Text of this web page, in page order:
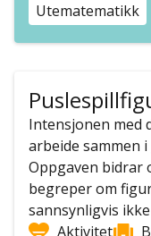
Utematematikk
Intensjonen med
arbeide sammen
Oppgaven bidrar
begreper om
sannsynligvis
Aktivitet
B